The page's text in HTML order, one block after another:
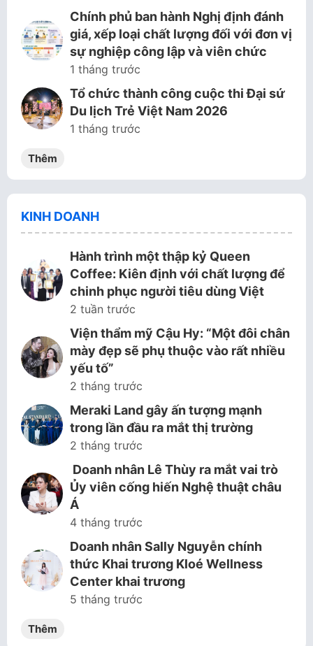
Chính phủ ban hành Nghị định đánh
giá, xếp loại chất lượng đối với đơn vị
sự nghiệp công lập và viên chức
1 tháng trước
Tổ chức thành công cuộc thi Đại sứ
Du lịch Trẻ Việt Nam 2026
1 tháng trước
Thêm
KINH DOANH
Hành trình một thập kỷ Queen
Coffee: Kiên định với chất lượng để
chinh phục người tiêu dùng Việt
2 tuần trước
Viện thẩm mỹ Cậu Hy: “Một đôi chân
mày đẹp sẽ phụ thuộc vào rất nhiều
yếu tố”
2 tháng trước
Meraki Land gây ấn tượng mạnh
trong lần đầu ra mắt thị trường
2 tháng trước
Doanh nhân Lê Thùy ra mắt vai trò
Ủy viên cống hiến Nghệ thuật châu
Á
4 tháng trước
Doanh nhân Sally Nguyễn chính
thức Khai trương Kloé Wellness
Center khai trương
5 tháng trước
Thêm